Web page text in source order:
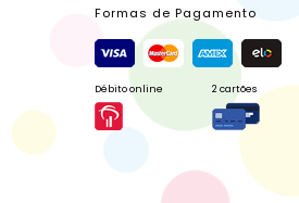
Formas de Pagamento
Débito online 2 cartões